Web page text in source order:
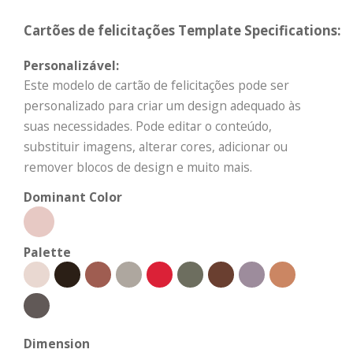
Cartões de felicitações Template Specifications:
Personalizável:
Este modelo de cartão de felicitações pode ser
personalizado para criar um design adequado às
suas necessidades. Pode editar o conteúdo,
substituir imagens, alterar cores, adicionar ou
remover blocos de design e muito mais.
Dominant Color
Palette
Dimension